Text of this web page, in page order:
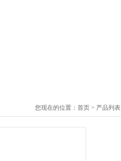
您现在的位置： 首页 > 产品列表